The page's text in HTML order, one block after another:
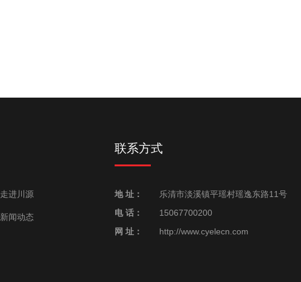
走进川源
新闻动态
联系方式
地 址：
乐清市淡溪镇平瑶村瑶逸东路11号
电 话：
15067700200
网 址：
http://www.cyelecn.com